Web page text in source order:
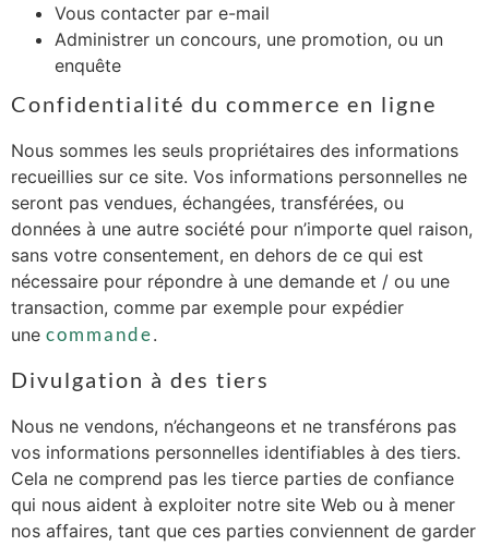
Vous contacter par e-mail
Administrer un concours, une promotion, ou un
enquête
Confidentialité du commerce en ligne
Nous sommes les seuls propriétaires des informations
recueillies sur ce site. Vos informations personnelles ne
seront pas vendues, échangées, transférées, ou
données à une autre société pour n’importe quel raison,
sans votre consentement, en dehors de ce qui est
nécessaire pour répondre à une demande et / ou une
transaction, comme par exemple pour expédier
une commande.
Divulgation à des tiers
Nous ne vendons, n’échangeons et ne transférons pas
vos informations personnelles identifiables à des tiers.
Cela ne comprend pas les tierce parties de confiance
qui nous aident à exploiter notre site Web ou à mener
nos affaires, tant que ces parties conviennent de garder